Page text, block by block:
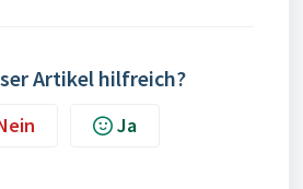
Artikel hilfreich?
Ja